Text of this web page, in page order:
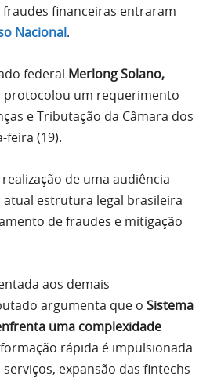
financeiras entraram
Nacional.
federal Merlong Solano,
protocolou um requerimento
e Tributação da Câmara dos
feira (19).
de uma audiência
atual estrutura legal brasileira
de fraudes e mitigação
aos demais
argumenta que o Sistema
uma complexidade
rápida é impulsionada
expansão das fintechs